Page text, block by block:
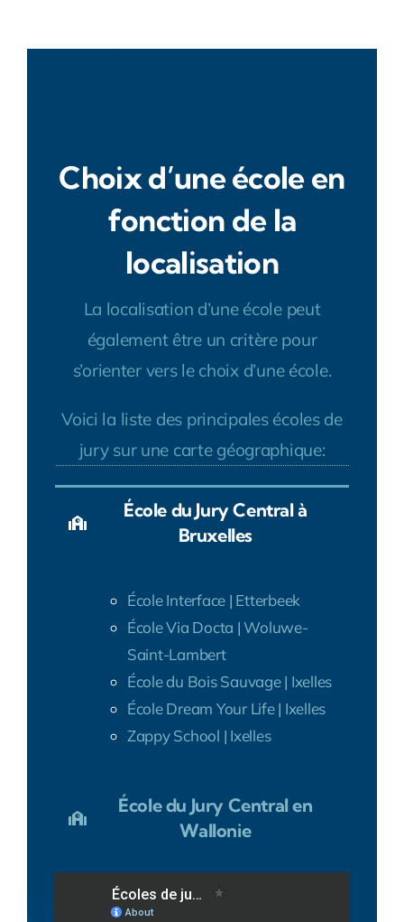
Choix d’une école en
fonction de la
localisation
La localisation d’une école peut
également être un critère pour
s’orienter vers le choix d’une école.
Voici la liste des principales écoles de
jury sur une carte géographique:
École du Jury Central à
Bruxelles
École Interface | Etterbeek
École Via Docta | Woluwe-
Saint-Lambert
École du Bois Sauvage | Ixelles
École Dream Your Life | Ixelles
Zappy School | Ixelles
École du Jury Central en
Wallonie